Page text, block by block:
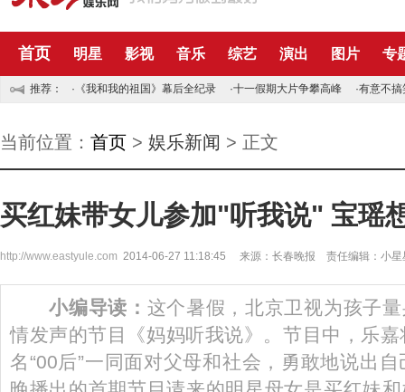
首页 明星 影视 音乐 综艺 演出 图片 专
推荐： · 《我和我的祖国》幕后全纪录 ·十一假期大片争攀高峰 ·有意不搞
当前位置： 首页 > 娱乐新闻 > 正文
买红妹带女儿参加"听我说" 宝瑶
http://www.eastyule.com 2014-06-27 11:18:45 来源：长春晚报 责任编辑：小星
小编导读： 这个暑假，北京卫视为孩子
情发声的节目《妈妈听我说》。节目中，乐
名“00后”一同面对父母和社会，勇敢地说出